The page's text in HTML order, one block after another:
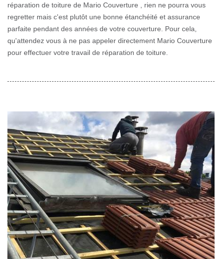
réparation de toiture de Mario Couverture , rien ne pourra vous
regretter mais c'est plutôt une bonne étanchéité et assurance
parfaite pendant des années de votre couverture. Pour cela,
qu'attendez vous à ne pas appeler directement Mario Couverture
pour effectuer votre travail de réparation de toiture.